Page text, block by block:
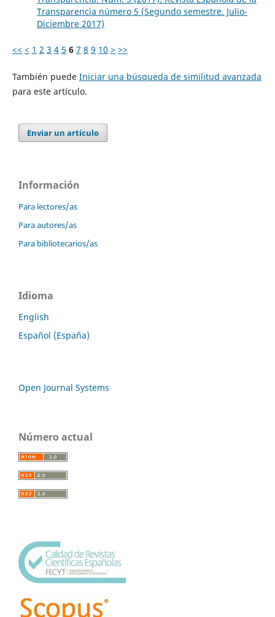
Transparencia número 5 (Segundo semestre. Julio-
Diciembre 2017)
<< < 1 2 3 4 5 6 7 8 9 10 > >>
También puede Iniciar una búsqueda de similitud avanzada
para este artículo.
Enviar un artículo
Información
Para lectores/as
Para autores/as
Para bibliotecarios/as
Idioma
English
Español (España)
Open Journal Systems
Número actual